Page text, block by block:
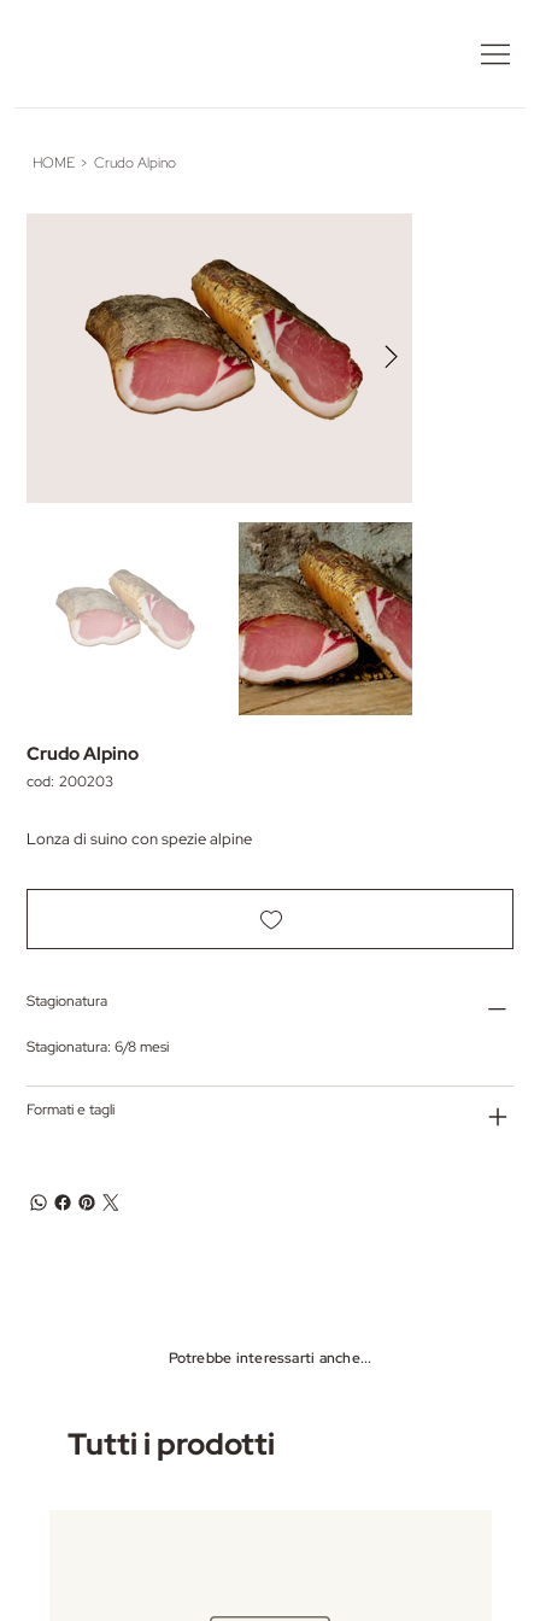
HOME > Crudo Alpino
Crudo Alpino
cod: SKU
200203
Lonza di suino con spezie alpine
Stagionatura
Stagionatura: 6/8 mesi
Formati e tagli
Potrebbe interessarti anche...
Tutti i prodotti